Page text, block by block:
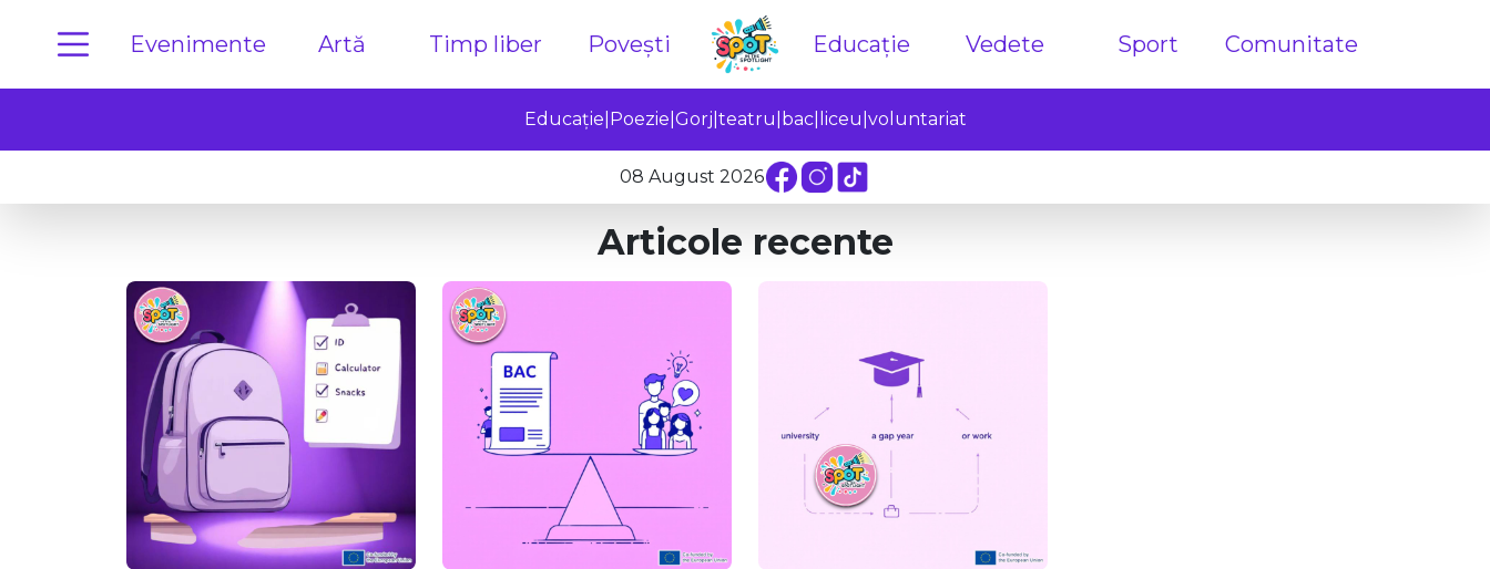
Evenimente Artă Timp liber Povești Educație Vedete Sport Comunitate
Educație Poezie Gorj teatru bac| liceu voluntariat
08 August 2026
Articole recente